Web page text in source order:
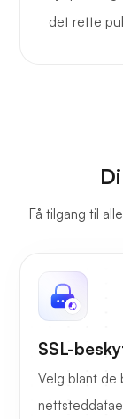
det rette
Få tilgang til
SSL-
Velg blant de